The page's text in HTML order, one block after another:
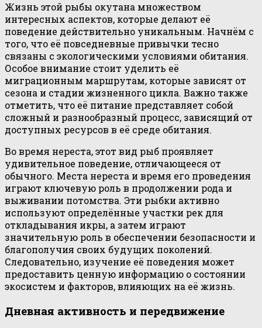
Жизнь этой рыбы окутана множеством
интересных аспектов, которые делают её
поведение действительно уникальным. Начнём с
того, что её повседневные привычки тесно
связаны с экологическими условиями обитания.
Особое внимание стоит уделить её
миграционным маршрутам, которые зависят от
сезона и стадии жизненного цикла. Важно также
отметить, что её питание представляет собой
сложный и разнообразный процесс, зависящий от
доступных ресурсов в её среде обитания.
Во время нереста, этот вид рыб проявляет
удивительное поведение, отличающееся от
обычного. Места нереста и время его проведения
играют ключевую роль в продолжении рода и
выживании потомства. Эти рыбки активно
используют определённые участки рек для
откладывания икры, а затем играют
значительную роль в обеспечении безопасности и
благополучия своих будущих поколений.
Следовательно, изучение её поведения может
предоставить ценную информацию о состоянии
экосистем и факторов, влияющих на её жизнь.
Дневная активность и передвижение